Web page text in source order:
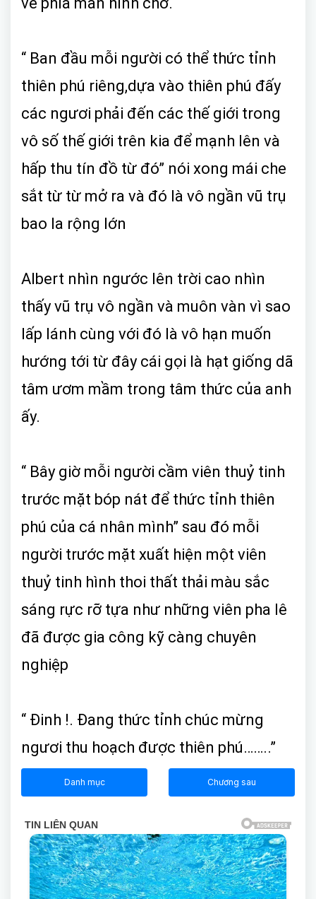
“ Ban đầu mỗi người có thể thức tỉnh
thiên phú riêng,dựa vào thiên phú đấy
các ngươi phải đến các thế giới trong
vô số thế giới trên kia để mạnh lên và
hấp thu tín đồ từ đó” nói xong mái che
sắt từ từ mở ra và đó là vô ngần vũ trụ
bao la rộng lớn
Albert nhìn ngước lên trời cao nhìn
thấy vũ trụ vô ngần và muôn vàn vì sao
lấp lánh cùng với đó là vô hạn muốn
hướng tới từ đây cái gọi là hạt giống dã
tâm ươm mầm trong tâm thức của anh
ấy.
“ Bây giờ mỗi người cầm viên thuỷ tinh
trước mặt bóp nát để thức tỉnh thiên
phú của cá nhân mình” sau đó mỗi
người trước mặt xuất hiện một viên
thuỷ tinh hình thoi thất thải màu sắc
sáng rực rỡ tựa như những viên pha lê
đã được gia công kỹ càng chuyên
nghiệp
“ Đinh !. Đang thức tỉnh chúc mừng
ngươi thu hoạch được thiên phú……..”
Danh mục Chương sau